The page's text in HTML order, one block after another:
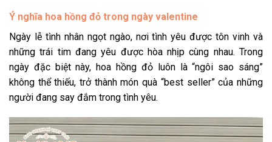
Ý nghĩa hoa hồng đỏ trong ngày valentine
Ngày lễ tình nhân ngọt ngào, nơi tình yêu được tôn vinh và
những trái tim đang yêu được hòa nhịp cùng nhau. Trong
ngày đặc biệt này, hoa hồng đỏ luôn là “ngôi sao sáng”
không thể thiếu, trở thành món quà “best seller” của những
người đang say đắm trong tình yêu.